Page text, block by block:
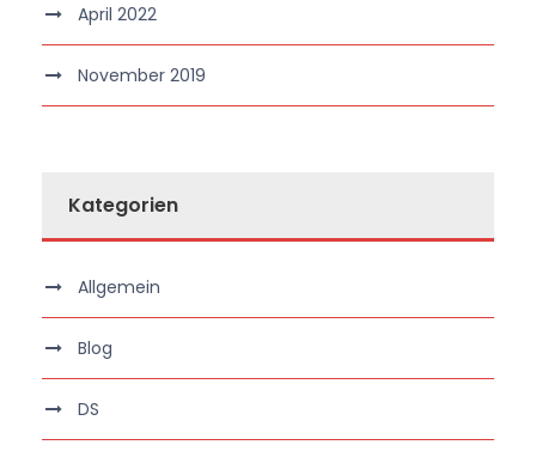
April 2022
November 2019
Kategorien
Allgemein
Blog
DS